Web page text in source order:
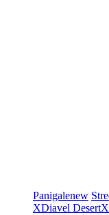
Panigalenew
XDiavel DesertX